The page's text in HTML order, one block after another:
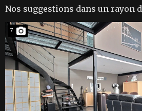
Nos suggestions dans un rayon
7